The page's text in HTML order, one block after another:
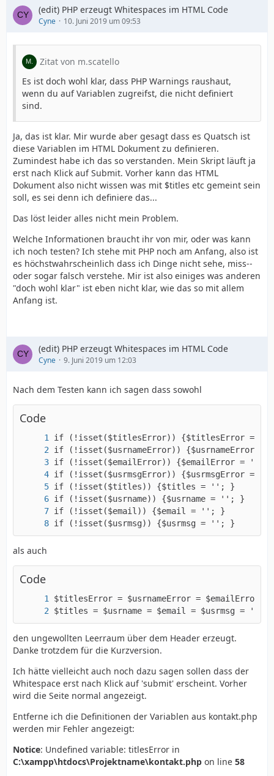
(edit) PHP erzeugt Whitespaces im HTML Code
Cyne 10. Juni 2019 um 09:53
Zitat von m.scatello
Es ist doch wohl klar, dass PHP Warnings raushaut,
wenn du auf Variablen zugreifst, die nicht definiert
sind.
Ja, das ist klar. Mir wurde aber gesagt dass es Quatsch ist
diese Variablen im HTML Dokument zu definieren.
Zumindest habe ich das so verstanden. Mein Skript läuft ja
erst nach Klick auf Submit. Vorher kann das HTML
Dokument also nicht wissen was mit $titles etc gemeint sein
soll, es sei denn ich definiere das...
Das löst leider alles nicht mein Problem.
Welche Informationen braucht ihr von mir, oder was kann
ich noch testen? Ich stehe mit PHP noch am Anfang, also ist
es höchstwahrscheinlich dass ich Dinge nicht sehe, miss--
oder sogar falsch verstehe. Mir ist also einiges was anderen
"doch wohl klar" ist eben nicht klar, wie das so mit allem
Anfang ist.
(edit) PHP erzeugt Whitespaces im HTML Code
Cyne 9. Juni 2019 um 12:03
Nach dem Testen kann ich sagen dass sowohl
Code
if (!isset($usrmsg)) {$usrmsg = ''; }
als auch
Code
$titles = $usrname = $email = $usrmsg = '';
den ungewollten Leerraum über dem Header erzeugt.
Danke trotzdem für die Kurzversion.
Ich hätte vielleicht auch noch dazu sagen sollen dass der
Whitespace erst nach Klick auf 'submit' erscheint. Vorher
wird die Seite normal angezeigt.
Entferne ich die Definitionen der Variablen aus kontakt.php
werden mir Fehler angezeigt:
Notice: Undefined variable: titlesError in
C:\xampp\htdocs\Projektname\kontakt.php on line 58